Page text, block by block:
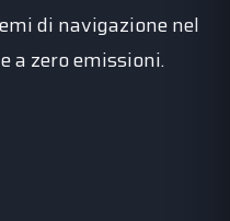
di navigazione nel
a zero emissioni.